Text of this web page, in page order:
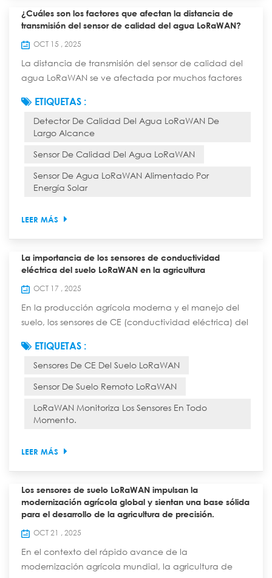
¿Cuáles son los factores que afectan la distancia de
transmisión del sensor de calidad del agua LoRaWAN?
OCT 15 , 2025
La distancia de transmisión del sensor de calidad del
agua LoRaWAN se ve afectada por muchos factores
propagación de la señal y la configuración de la red,
como se indica a continuación: 1. Factores del
equipo Potencia de transmisión: A mayor potencia de
transmisión, mayor intensidad de la señal y mayor
ETIQUETAS :
Detector De Calidad Del Agua LoRaWAN De
Largo Alcance
Sensor De Calidad Del Agua LoRaWAN
Sensor De Agua LoRaWAN Alimentado Por
Energía Solar
LEER MÁS
La importancia de los sensores de conductividad
eléctrica del suelo LoRaWAN en la agricultura
OCT 17 , 2025
En la producción agrícola moderna y el manejo del
suelo, los sensores de CE (conductividad eléctrica) del
recopilación de datos", sino el soporte técnico central
que abarca el "monitoreo de la salud del suelo, el
ambientales". Su importancia es la sig...
ETIQUETAS :
Sensores De CE Del Suelo LoRaWAN
Sensor De Suelo Remoto LoRaWAN
LoRaWAN Monitoriza Los Sensores En Todo
Momento.
LEER MÁS
Los sensores de suelo LoRaWAN impulsan la
modernización agrícola global y sientan una base sólida
para el desarrollo de la agricultura de precisión.
OCT 21 , 2025
En el contexto del rápido avance de la
modernización agrícola mundial, la agricultura de